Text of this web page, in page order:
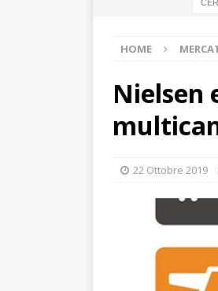
HOME
Nielsen
22 Ottobre 2019